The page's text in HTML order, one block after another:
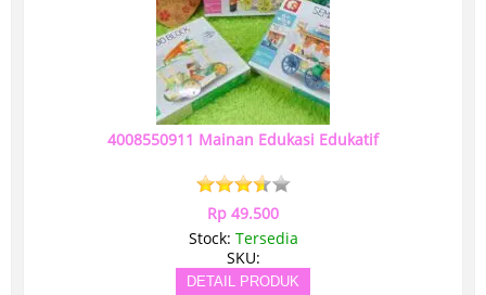
4008550911 Mainan Edukasi Edukatif
Rp 49.500
Stock: Tersedia
SKU:
DETAIL PRODUK